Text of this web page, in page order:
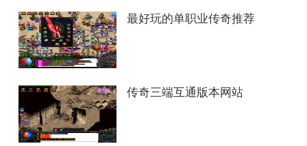
最好玩的单职业传奇推荐
传奇三端互通版本网站